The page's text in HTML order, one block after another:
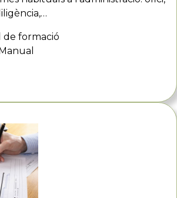
de formació